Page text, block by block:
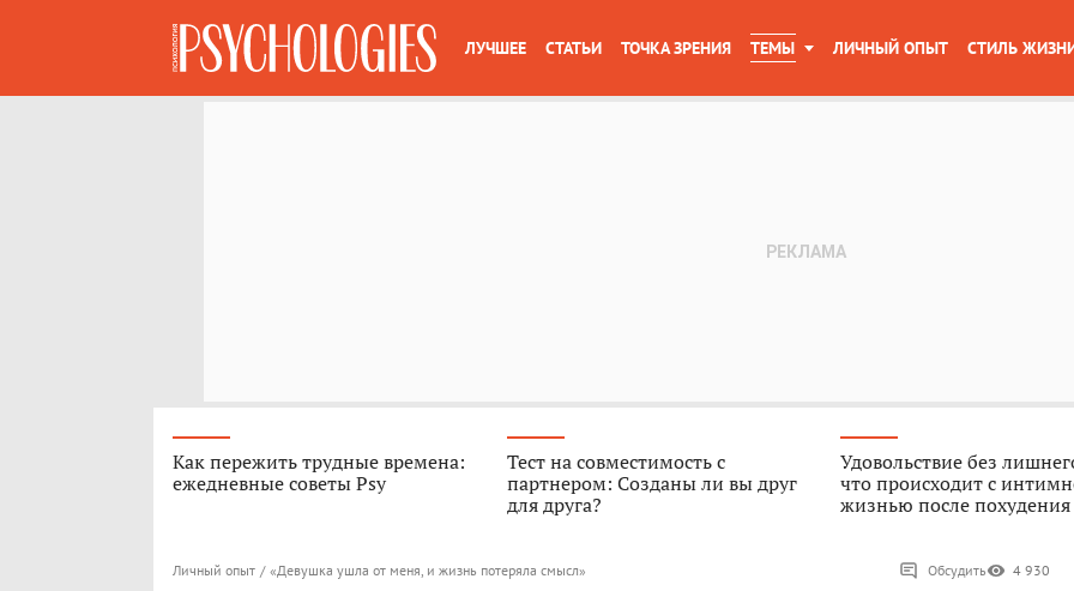
ЛУЧШЕЕ СТАТЬИ ТОЧКА ЗРЕНИЯ ТЕМЫ ЛИЧНЫЙ ОПЫТ СТИЛЬ
Как пережить трудные времена:
ежедневные советы Psy
Тест на совместимость с
партнером: Созданы ли вы друг
для друга?
Удовольствие без
что происходит с
жизнью после похудения
Личный опыт / «Девушка ушла от меня, и жизнь потеряла смысл» Обсудить 4 930